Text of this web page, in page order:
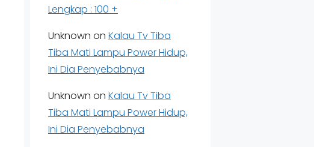
Lengkap : 100 +
Unknown on Kalau Tv Tiba
Tiba Mati Lampu Power Hidup,
Ini Dia Penyebabnya
Unknown on Kalau Tv Tiba
Tiba Mati Lampu Power Hidup,
Ini Dia Penyebabnya